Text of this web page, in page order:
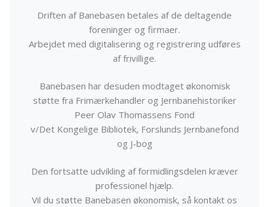
Driften af Banebasen betales af de deltagende
foreninger og firmaer.
Arbejdet med digitalisering og registrering udføres
af frivillige.
Banebasen har desuden modtaget økonomisk
støtte fra Frimærkehandler og Jernbanehistoriker
Peer Olav Thomassens Fond
v/Det Kongelige Bibliotek, Forslunds Jernbanefond
og J-bog
Den fortsatte udvikling af formidlingsdelen kræver
professionel hjælp.
Vil du støtte Banebasen økonomisk, så kontakt os